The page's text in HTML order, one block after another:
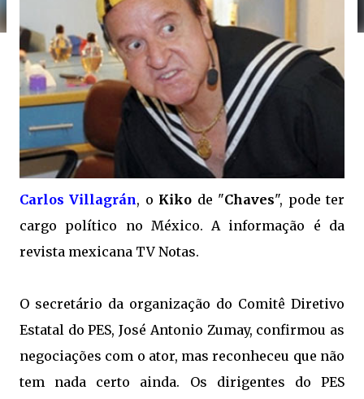
Carlos Villagrán, o Kiko de "Chaves", pode ter
cargo político no México. A informação é da
revista mexicana TV Notas.
O secretário da organização do Comitê Diretivo
Estatal do PES, José Antonio Zumay, confirmou as
negociações com o ator, mas reconheceu que não
tem nada certo ainda. Os dirigentes do PES